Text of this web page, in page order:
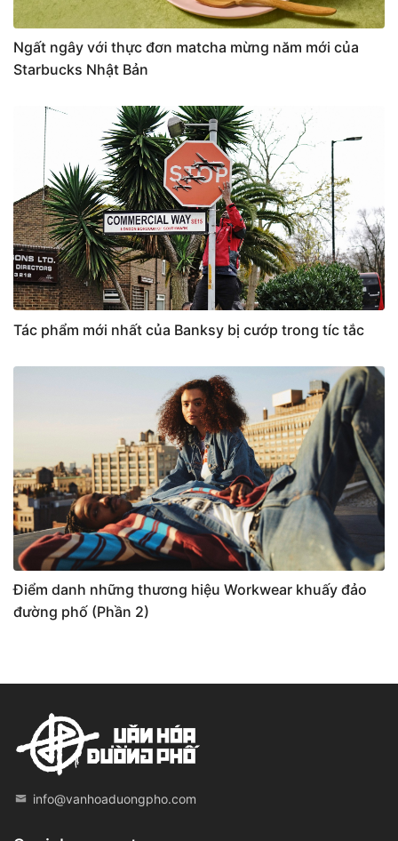
Ngất ngây với thực đơn matcha mừng năm mới của
Starbucks Nhật Bản
Tác phẩm mới nhất của Banksy bị cướp trong tíc tắc
Điểm danh những thương hiệu Workwear khuấy đảo
đường phố (Phần 2)
info@vanhoaduongpho.com